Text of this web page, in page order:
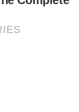
sini!
dan